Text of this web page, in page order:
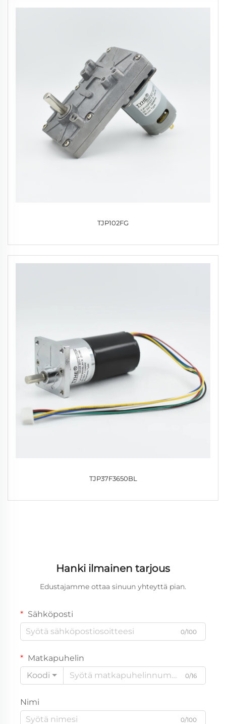
TJP102FG
TJP37F3650BL
Hanki ilmainen tarjous
Edustajamme ottaa sinuun yhteyttä pian.
Sähköposti
0/100
Matkapuhelin
Koodi
0/16
Nimi
0/100